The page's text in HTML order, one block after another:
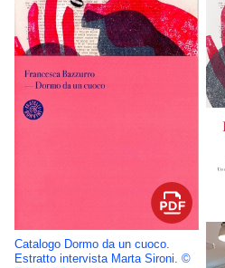
Catalogo Dormo da un cuoco.
Estratto intervista Marta Sironi. ©